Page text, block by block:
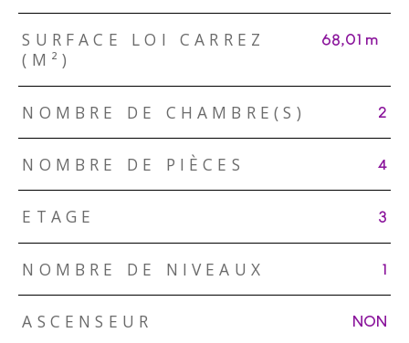
SURFACE LOI CARREZ
(M²)
68,01 m²
NOMBRE DE CHAMBRE(S) 2
NOMBRE DE PIÈCES 4
ETAGE 3
NOMBRE DE NIVEAUX 1
ASCENSEUR NON